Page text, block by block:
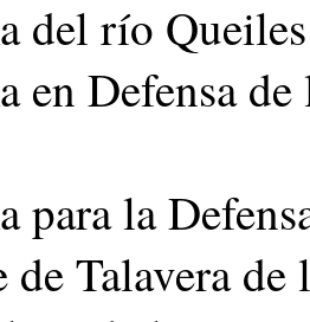
del río Queiles
en Defensa
para la
Talavera de